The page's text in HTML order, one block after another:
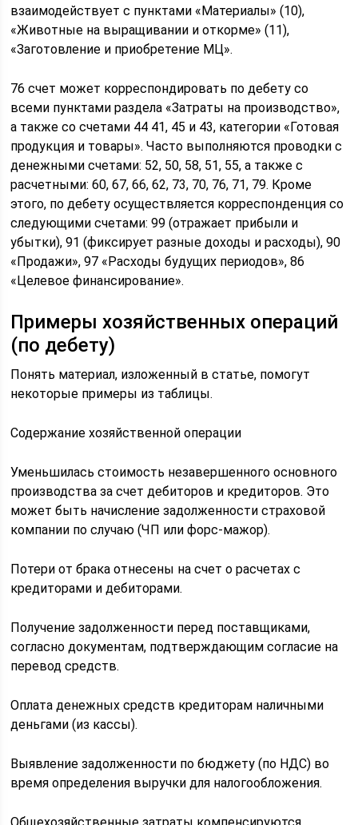
взаимодействует с пунктами «Материалы» (10),
«Животные на выращивании и откорме» (11),
«Заготовление и приобретение МЦ».
76 счет может корреспондировать по дебету со
всеми пунктами раздела «Затраты на производство»,
а также со счетами 44 41, 45 и 43, категории «Готовая
продукция и товары». Часто выполняются проводки с
денежными счетами: 52, 50, 58, 51, 55, а также с
расчетными: 60, 67, 66, 62, 73, 70, 76, 71, 79. Кроме
этого, по дебету осуществляется корреспонденция со
следующими счетами: 99 (отражает прибыли и
убытки), 91 (фиксирует разные доходы и расходы), 90
«Продажи», 97 «Расходы будущих периодов», 86
«Целевое финансирование».
Примеры хозяйственных операций
(по дебету)
Понять материал, изложенный в статье, помогут
некоторые примеры из таблицы.
Содержание хозяйственной операции
Уменьшилась стоимость незавершенного основного
производства за счет дебиторов и кредиторов. Это
может быть начисление задолженности страховой
компании по случаю (ЧП или форс-мажор).
Потери от брака отнесены на счет о расчетах с
кредиторами и дебиторами.
Получение задолженности перед поставщиками,
согласно документам, подтверждающим согласие на
перевод средств.
Оплата денежных средств кредиторам наличными
деньгами (из кассы).
Выявление задолженности по бюджету (по НДС) во
время определения выручки для налогообложения.